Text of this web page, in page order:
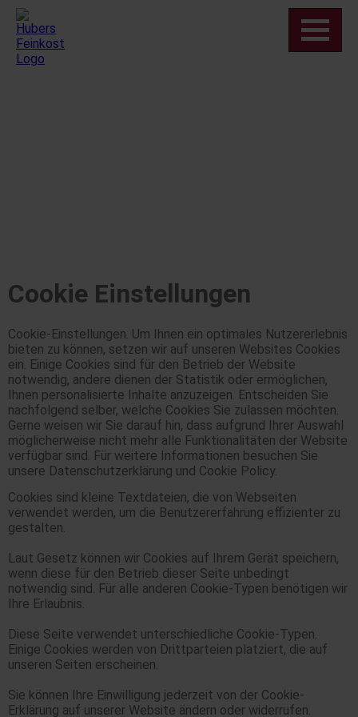
Cookie Einstellungen
Cookie-Einstellungen. Um Ihnen ein optimales Nutzererlebnis
bieten zu können, setzen wir auf unseren Websites Cookies
ein. Einige Cookies sind für den Betrieb der Website
notwendig, andere dienen der Statistik oder ermöglichen,
Ihnen personalisierte Inhalte anzuzeigen. Entscheiden Sie
nachfolgend selber, welche Cookies Sie zulassen möchten.
Gerne weisen wir Sie darauf hin, dass aufgrund Ihrer Auswahl
möglicherweise nicht mehr alle Funktionalitäten der Website
verfügbar sind. Für weitere Informationen besuchen Sie
unsere Datenschutzerklärung und Cookie Policy.
Cookies sind kleine Textdateien, die von Webseiten
verwendet werden, um die Benutzererfahrung effizienter zu
gestalten.
Laut Gesetz können wir Cookies auf Ihrem Gerät speichern,
wenn diese für den Betrieb dieser Seite unbedingt
notwendig sind. Für alle anderen Cookie-Typen benötigen wir
Ihre Erlaubnis.
Diese Seite verwendet unterschiedliche Cookie-Typen.
Einige Cookies werden von Drittparteien platziert, die auf
unseren Seiten erscheinen.
Sie können Ihre Einwilligung jederzeit von der Cookie-
Erklärung auf unserer Website ändern oder widerrufen.